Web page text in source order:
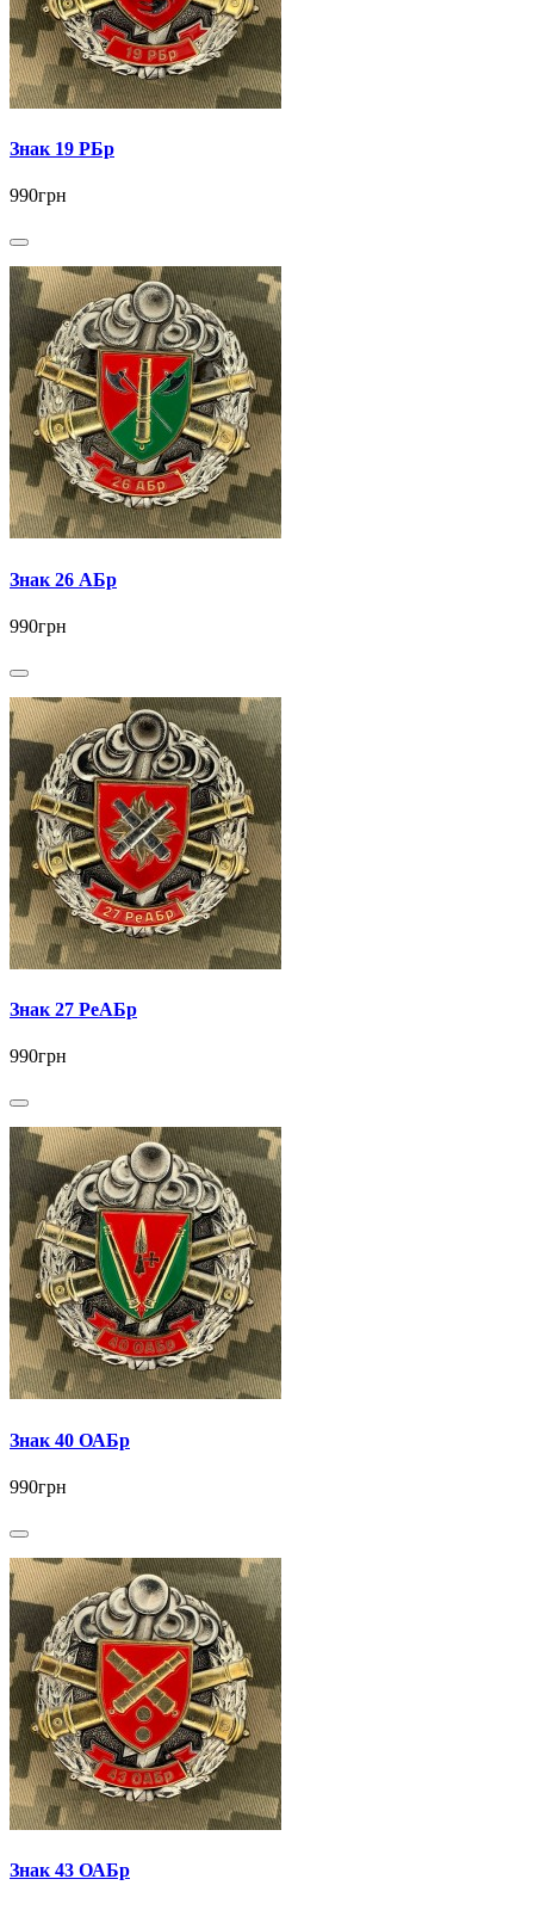
Знак 19 РБр
990грн
Знак 26 АБр
990грн
Знак 27 РеАБр
990грн
Знак 40 ОАБр
990грн
Знак 43 ОАБр